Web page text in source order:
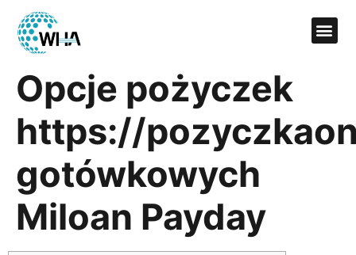
Opcje pożyczek
https://
gotówkowych
Miloan Payday